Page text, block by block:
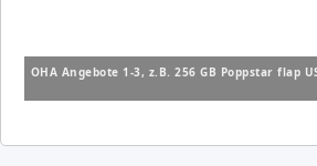
OHA Angebote 1-3, z.B. 256 GB Poppstar flap